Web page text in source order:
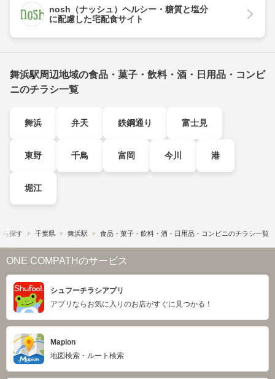
nosh（ナッシュ）ヘルシー・糖質と塩分
に配慮した宅配食サイト
舞浜駅周辺地域の食品・菓子・飲料・酒・日用品・コンビ
ニのチラシ一覧
舞浜 弁天 鉄鋼通り 富士見
東野 千鳥 富岡 今川 港
堀江
ら探す 千葉県 舞浜駅 食品・菓子・飲料・酒・日用品・コンビニのチラシ一覧
ONE COMPATHのサービス
シュフーチラシアプリ
アプリならお気に入りのお店がすぐに見つかる！
Mapion
地図検索・ルート検索